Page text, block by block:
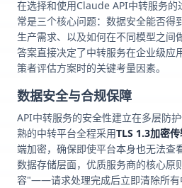
在选择和使用Claude API中转服务的
常是三个核心问题：数据安全能否得
生产需求、以及如何在不同模型之间
答案直接决定了中转服务在企业级应
策者评估方案时的关键考量因素。
数据安全与合规保障
API中转服务的安全性建立在多层防
熟的中转平台全程采用TLS 1.3加密
端加密，确保即使平台本身也无法查
数据存储层面，优质服务商的核心原
容"——请求处理完成后立即清除所有